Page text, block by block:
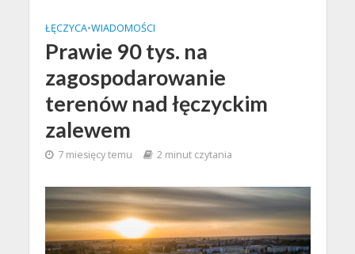
ŁĘCZYCA•WIADOMOŚCI
Prawie 90 tys. na
zagospodarowanie
terenów nad łęczyckim
zalewem
7 miesięcy temu 2 minut czytania